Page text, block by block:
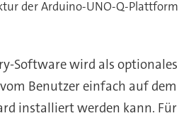
der Arduino-UNO-Q-Plattform
Software wird als optionales
Benutzer einfach auf dem
installiert werden kann. Für